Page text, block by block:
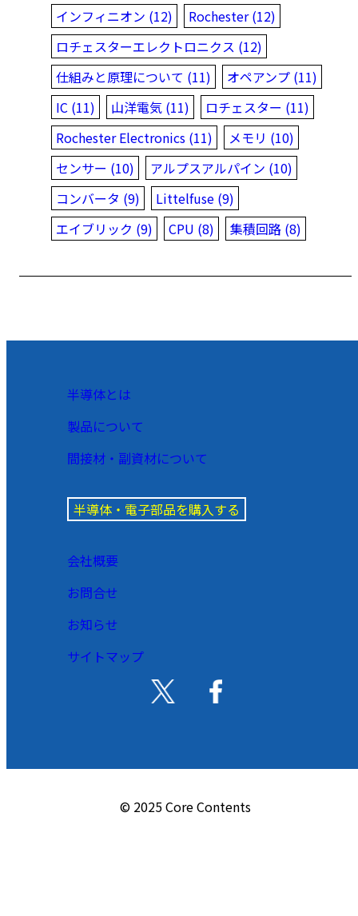
インフィニオン (12)
Rochester (12)
ロチェスターエレクトロニクス (12)
仕組みと原理について (11)
オペアンプ (11)
IC (11)
山洋電気 (11)
ロチェスター (11)
Rochester Electronics (11)
メモリ (10)
センサー (10)
アルプスアルパイン (10)
コンバータ (9)
Littelfuse (9)
エイブリック (9)
CPU (8) 集積回路 (8)
半導体とは
製品について
間接材・副資材について
半導体・電子部品を購入する
会社概要
お問合せ
お知らせ
サイトマップ
© 2025 Core Contents